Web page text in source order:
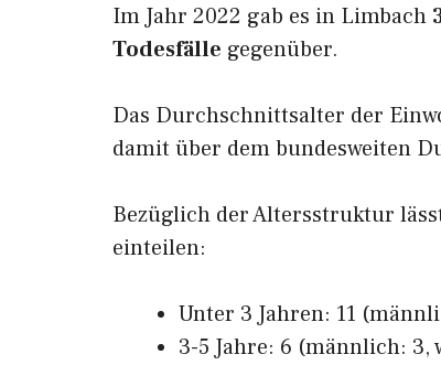
Im Jahr 2022 gab es in Limbach
Todesfälle gegenüber.
Das Durchschnittsalter der
damit über dem bundesweiten
Bezüglich der Altersstruktur
einteilen:
Unter 3 Jahren: 11
3-5 Jahre: 6 (männlich: 3,